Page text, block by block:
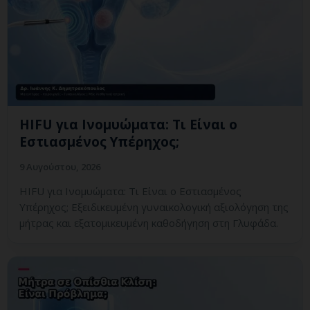
HIFU για Ινομυώματα: Τι Είναι ο
Εστιασμένος Υπέρηχος;
HIFU για Ινομυώματα: Τι Είναι ο Εστιασμένος
Υπέρηχος; Εξειδικευμένη γυναικολογική αξιολόγηση της
μήτρας και εξατομικευμένη καθοδήγηση στη Γλυφάδα.